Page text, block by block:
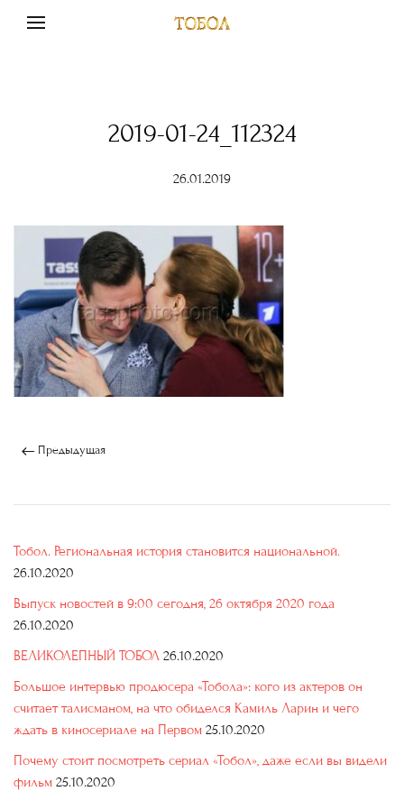
2019-01-24_112324
26.01.2019
Предыдущая
Тобол. Региональная история становится национальной.
26.10.2020
Выпуск новостей в 9:00 сегодня, 26 октября 2020 года
26.10.2020
ВЕЛИКОЛЕПНЫЙ ТОБОЛ 26.10.2020
Большое интервью продюсера «Тобола»: кого из актеров он
считает талисманом, на что обиделся Камиль Ларин и чего
ждать в киносериале на Первом 25.10.2020
Почему стоит посмотреть сериал «Тобол», даже если вы видели
фильм 25.10.2020